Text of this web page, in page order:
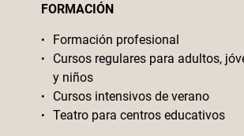
FORMACIÓN
Formación profesional
Cursos regulares para adultos,
y niños
Cursos intensivos de verano
Teatro para centros educativos